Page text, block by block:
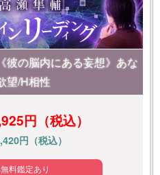
彼の脳内にある妄想》あな
望/H相性
円（税込）
円（税込）
料鑑定あり